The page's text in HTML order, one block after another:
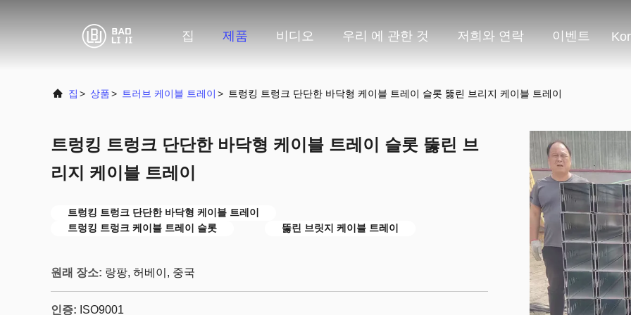
집 제품 비디오 우리 에 관한 것 저희와 연락 이벤트
집 > 상품> 트러브 케이블 트레이 > 트렁킹 트렁크 단단한 바닥형 케이블 트레이 슬롯 뚫린 브리지 케이블 트레이
트렁킹 트렁크 단단한 바닥형 케이블 트레이 슬롯 뚫린 브
리지 케이블 트레이
트렁킹 트렁크 단단한 바닥형 케이블 트레이
트렁킹 트렁크 케이블 트레이 슬롯
뚫린 브릿지 케이블 트레이
원래 장소: 랑팡, 허베이, 중국
인증: ISO9001